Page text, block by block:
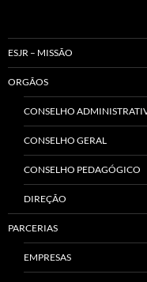
ESJR – MISSÃO
ORGÃOS
CONSELHO
CONSELHO GERAL
CONSELHO PEDAGÓGICO
DIREÇÃO
PARCERIAS
EMPRESAS